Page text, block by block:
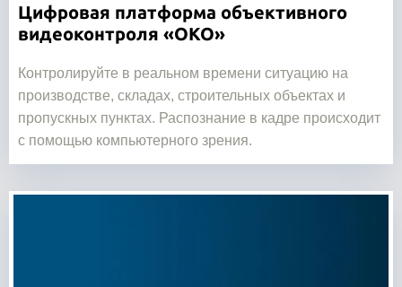
Цифровая платформа объективного
видеоконтроля «ОКО»
Контролируйте в реальном времени ситуацию на
производстве, складах, строительных объектах и
пропускных пунктах. Распознание в кадре происходит
с помощью компьютерного зрения.